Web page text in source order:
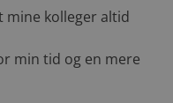
mine kolleger altid
min tid og en mere